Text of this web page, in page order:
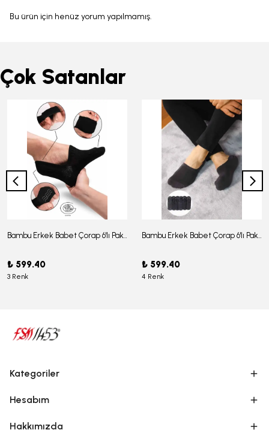
Bu ürün için henüz yorum yapılmamış.
Çok Satanlar
Bambu Erkek Babet Çorap 6'lı Paket - J-03
₺ 599.40
3 Renk
Bambu Erkek Babet Çorap 6'lı Paket -J-08
₺ 599.40
4 Renk
Kategoriler
Hesabım
Hakkımızda